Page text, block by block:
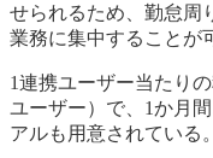
せられるため、勤怠周
業務に集中することが
1連携ユーザー当たり
ユーザー）で、1か月
アルも用意されている。